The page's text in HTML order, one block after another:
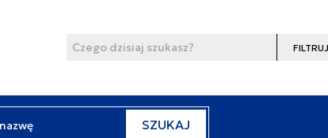
Wyszukaj
Filtruj
SZUKAJ